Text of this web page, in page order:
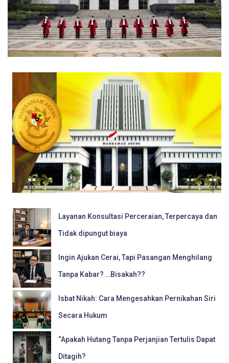
Layanan Konsultasi Perceraian, Terpercaya dan
Tidak dipungut biaya
Ingin Ajukan Cerai, Tapi Pasangan Menghilang
Tanpa Kabar? …Bisakah??
Isbat Nikah: Cara Mengesahkan Pernikahan Siri
Secara Hukum
“Apakah Hutang Tanpa Perjanjian Tertulis Dapat
Ditagih?